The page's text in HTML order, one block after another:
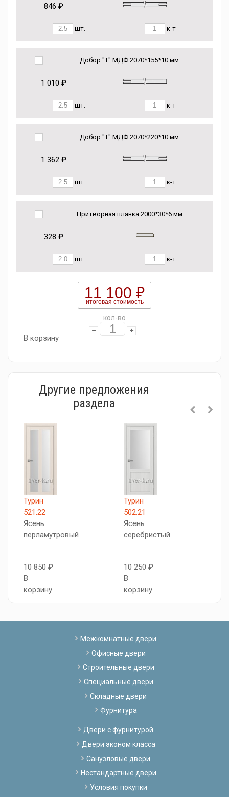
846 ₽
шт. к-т
Добор "Т" МДФ 2070*155*10 мм
1 010 ₽
шт. к-т
Добор "Т" МДФ 2070*220*10 мм
1 362 ₽
шт. к-т
Притворная планка 2000*30*6 мм
328 ₽
шт. к-т
11 100 ₽
итоговая стоимость
кол-во
В корзину
Другие предложения
раздела
Турин
521.22
Ясень
перламутровый
10 850 ₽
В
корзину
Турин
502.21
Ясень
серебристый
10 250 ₽
В
корзину
Межкомнатные двери
Офисные двери
Строительные двери
Специальные двери
Складные двери
Фурнитура
Двери с фурнитурой
Двери эконом класса
Санузловые двери
Нестандартные двери
Условия покупки